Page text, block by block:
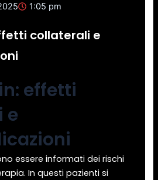
1:05 pm
collaterali e
effetti
e
essere informati dei rischi
In questi pazienti si